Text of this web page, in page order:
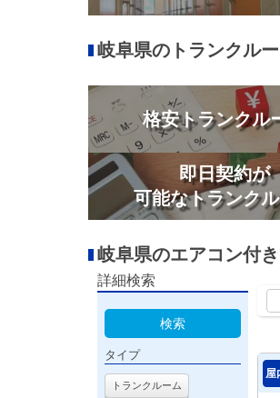
岐阜県のトランクル
格安トランクル
即日契約が
可能なトランク
岐阜県のエアコン付
詳細検索
検索
タイプ
トランクルーム
屋